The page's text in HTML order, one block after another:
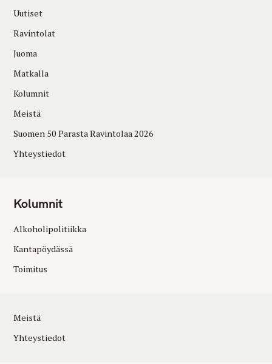
Uutiset
Ravintolat
Juoma
Matkalla
Kolumnit
Meistä
Suomen 50 Parasta Ravintolaa 2026
Yhteystiedot
Kolumnit
Alkoholipolitiikka
Kantapöydässä
Toimitus
Meistä
Yhteystiedot